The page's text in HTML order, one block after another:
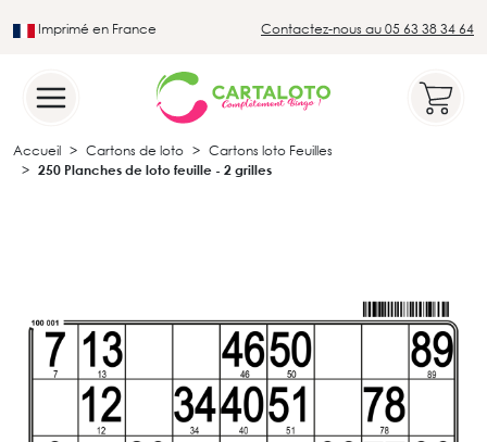
Imprimé en France Contactez-nous au 05 63 38 34 64
Accueil Cartons de loto
Cartons loto Feuilles
250 Planches de loto feuille - 2 grilles